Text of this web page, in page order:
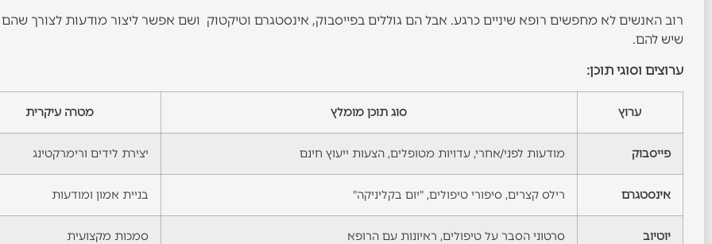
רוב האנשים לא מחפשים רופא שיניים כרגע. אבל הם גוללים בפייסבוק, אינסטגרם וטיקטוק ושם אפשר ליצור מודעות לצורך שהם
שיש להם.
ערוצים וסוגי תוכן:
ערוץ סוג תוכן מומלץ מטרה עיקרית
פייסבוק מודעות לפני/אחרי, עדויות מטופלים, הצעות ייעוץ חינם יצירת לידים ורימרקטינג
אינסטגרם רילס קצרים, סיפורי טיפולים, "יום בקליניקה" בניית אמון ומודעות
יוטיוב סרטוני הסבר על טיפולים, ראיונות עם הרופא סמכות מקצועית